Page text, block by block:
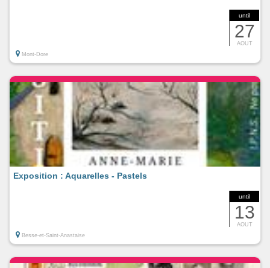
until
27
AOUT
Mont-Dore
until
13
AOUT
Exposition : Aquarelles - Pastels
Besse-et-Saint-Anastaise